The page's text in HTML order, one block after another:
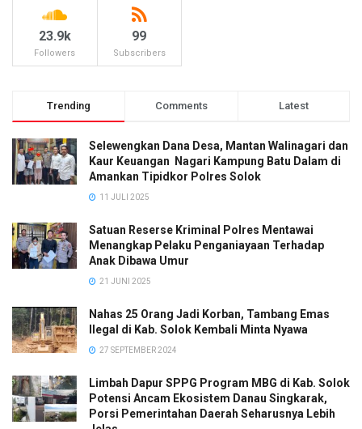
23.9k
Followers
99
Subscribers
Trending Comments Latest
Selewengkan Dana Desa, Mantan Walinagari dan
Kaur Keuangan Nagari Kampung Batu Dalam di
Amankan Tipidkor Polres Solok
11 JULI 2025
Satuan Reserse Kriminal Polres Mentawai
Menangkap Pelaku Penganiayaan Terhadap
Anak Dibawa Umur
21 JUNI 2025
Nahas 25 Orang Jadi Korban, Tambang Emas
Ilegal di Kab. Solok Kembali Minta Nyawa
27 SEPTEMBER 2024
Limbah Dapur SPPG Program MBG di Kab. Solok
Potensi Ancam Ekosistem Danau Singkarak,
Porsi Pemerintahan Daerah Seharusnya Lebih